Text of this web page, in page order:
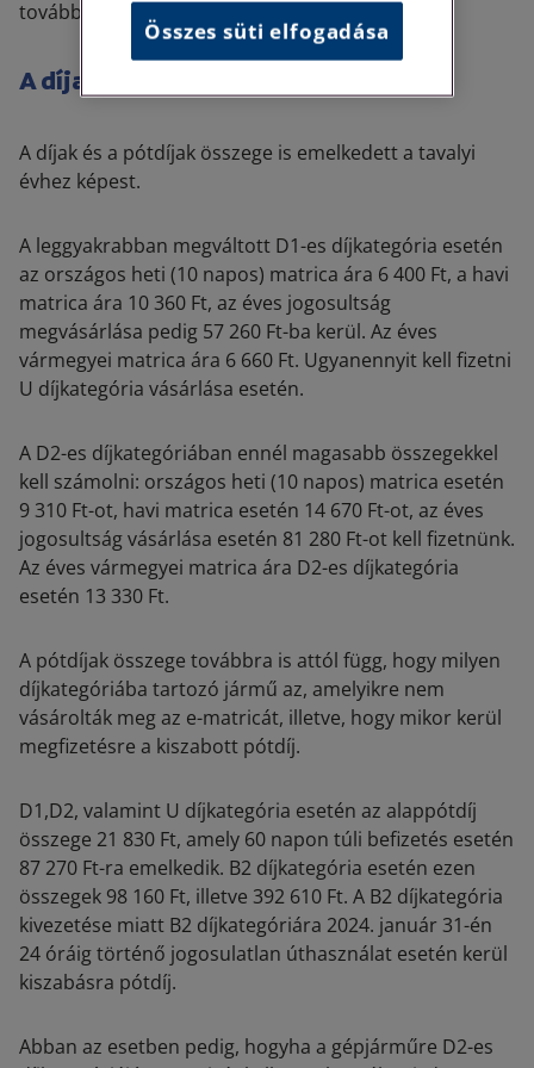
továbbra sem kell jogosultságot váltani.
A díjak és a pótdíjak
A díjak és a pótdíjak összege is emelkedett a tavalyi
évhez képest.
A leggyakrabban megváltott D1-es díjkategória esetén
az országos heti (10 napos) matrica ára 6 400 Ft, a havi
matrica ára 10 360 Ft, az éves jogosultság
megvásárlása pedig 57 260 Ft-ba kerül. Az éves
vármegyei matrica ára 6 660 Ft. Ugyanennyit kell fizetni
U díjkategória vásárlása esetén.
A D2-es díjkategóriában ennél magasabb összegekkel
kell számolni: országos heti (10 napos) matrica esetén
9 310 Ft-ot, havi matrica esetén 14 670 Ft-ot, az éves
jogosultság vásárlása esetén 81 280 Ft-ot kell fizetnünk.
Az éves vármegyei matrica ára D2-es díjkategória
esetén 13 330 Ft.
A pótdíjak összege továbbra is attól függ, hogy milyen
díjkategóriába tartozó jármű az, amelyikre nem
vásárolták meg az e-matricát, illetve, hogy mikor kerül
megfizetésre a kiszabott pótdíj.
D1,D2, valamint U díjkategória esetén az alappótdíj
összege 21 830 Ft, amely 60 napon túli befizetés esetén
87 270 Ft-ra emelkedik. B2 díjkategória esetén ezen
összegek 98 160 Ft, illetve 392 610 Ft. A B2 díjkategória
kivezetése miatt B2 díjkategóriára 2024. január 31-én
24 óráig történő jogosulatlan úthasználat esetén kerül
kiszabásra pótdíj.
Abban az esetben pedig, hogyha a gépjárműre D2-es
Összes süti elfogadása